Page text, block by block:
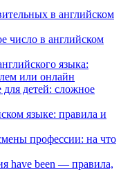
в английском
число в английском
языка:
или онлайн
детей: сложное
языке: правила и
профессии: на что
have been — правила,